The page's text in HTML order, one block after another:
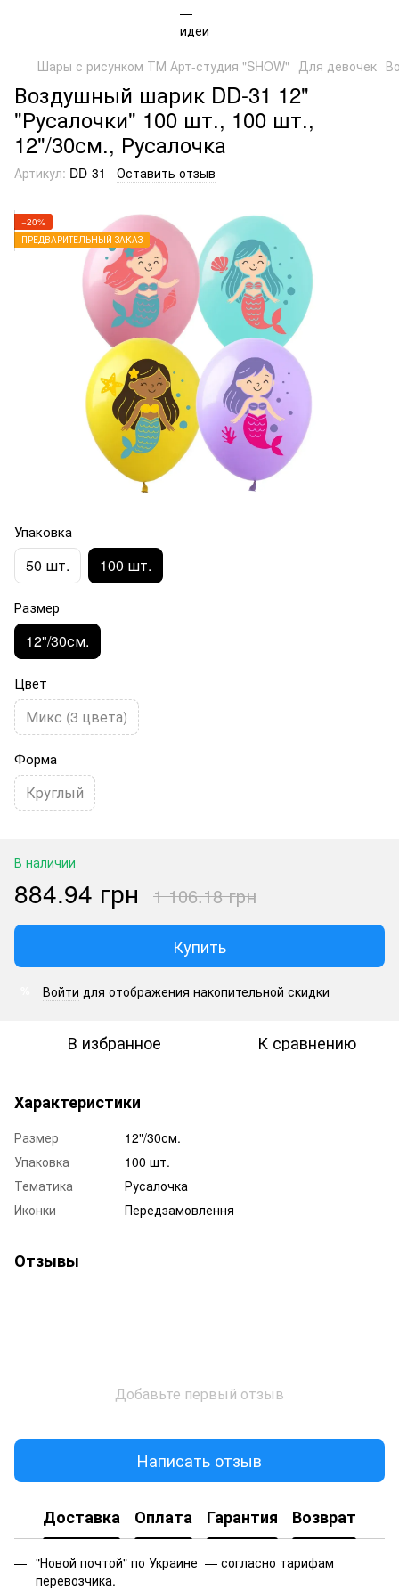
Шары с рисунком ТМ Арт-студия "SHOW" Для девочек
Воздушный шарик DD-31 12"
"Русалочки" 100 шт., 100 шт.,
12"/30см., Русалочка
Артикул: DD-31 Оставить отзыв
−20%
ПРЕДВАРИТЕЛЬНЫЙ ЗАКАЗ
Упаковка
50 шт. 100 шт.
Размер
12"/30см.
Цвет
Микс (3 цвета)
Форма
Круглый
В наличии
884.94 грн 1 106.18 грн
Купить
Войти для отображения накопительной скидки
В избранное К сравнению
Характеристики
Размер
12"/30см.
Упаковка
100 шт.
Тематика
Русалочка
Иконки
Передзамовлення
Отзывы
Добавьте первый отзыв
Написать отзыв
Доставка Оплата Гарантия Возврат
"Новой почтой" по Украине — согласно тарифам
перевозчика.